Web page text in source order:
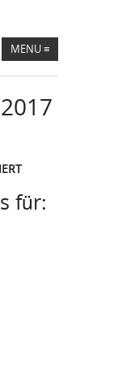
MENU≡
für: